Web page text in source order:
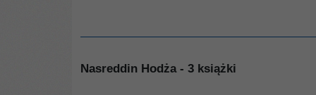
Nasreddin Hodża - 3 książki